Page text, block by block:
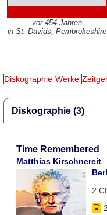
vor 454 Jahren
in St. Davids, Pembrokeshire
Diskographie Werke
Diskographie (3)
Time Remembered
Matthias Kirschnereit
2